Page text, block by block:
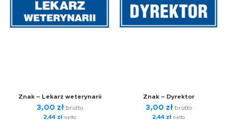
Znak – Lekarz weterynarii
3,00 zł brutto
2,44 zł netto
Znak – Dyrektor
3,00 zł brutto
2,44 zł netto